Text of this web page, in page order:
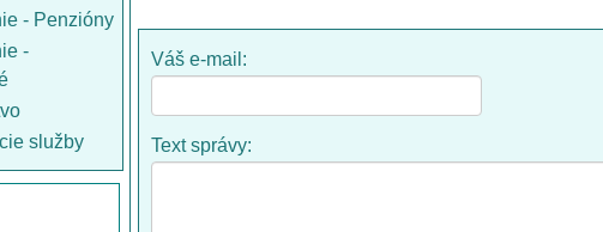
- Penzióny
-
služby
Váš e-mail:
Text správy: